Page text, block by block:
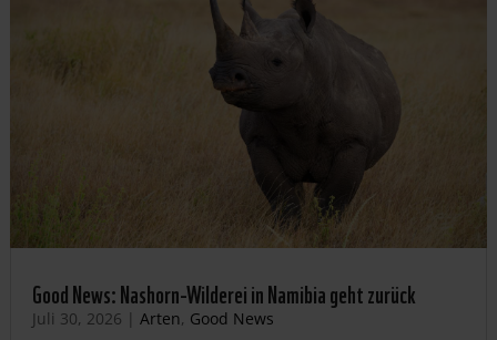
Good News: Nashorn-Wilderei in Namibia geht zurück
Juli 30, 2026 | Arten, Good News